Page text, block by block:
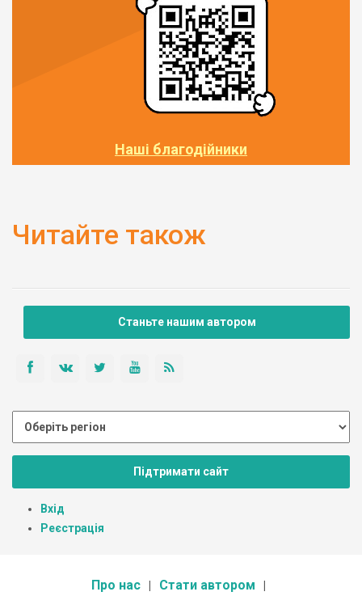
Наші благодійники
Читайте також
Станьте нашим автором
Підтримати сайт
Вхід
Реєстрація
Про нас Стати автором